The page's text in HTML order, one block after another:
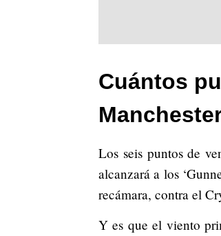
Cuántos
Los seis puntos de
alcanzará a los
recámara, contra el
Y es que el viento